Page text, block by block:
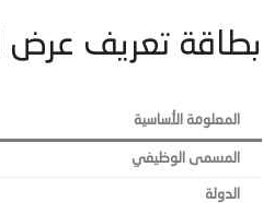
بطاقة تعريف عرض
المعلومة الأساسية
المسمى الوظيفي
الدولة